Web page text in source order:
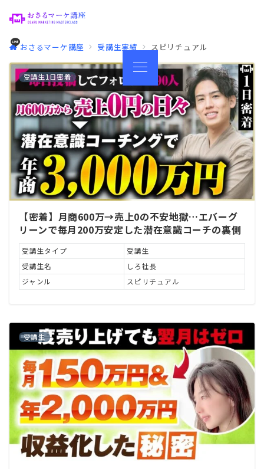
おさるマーケ講座 受講生実績 スピリチュアル
受講生1日密着
【密着】月商600万→売上0の不安地獄…エバーグ
リーンで毎月200万安定した潜在意識コーチの裏側
受講生タイプ
受講生
受講生名
しろ社長
ジャンル
スピリチュアル
受講生